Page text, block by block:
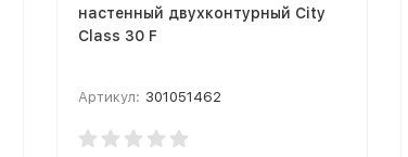
настенный двухконтурный City
Class 30 F
Артикул: 301051462